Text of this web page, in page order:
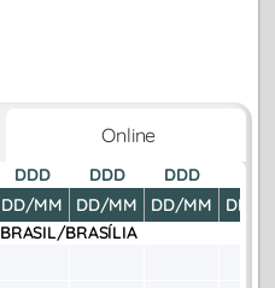
Online
DDD
DD/MM
DDD
DD/MM
DDD
DD/MM
DD/
BRASIL/BRASÍLIA